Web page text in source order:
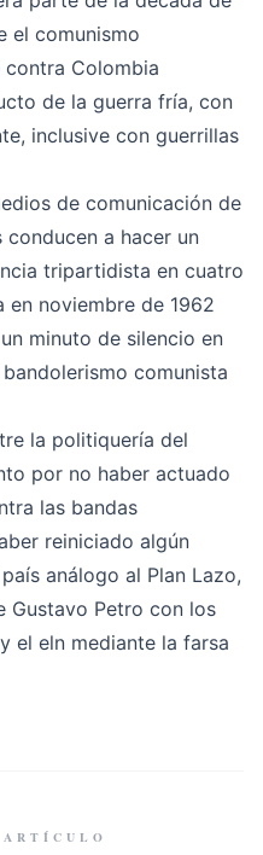
el comunismo
contra Colombia
de la guerra fría, con
inclusive con guerrillas
de comunicación de
a hacer un
tripartidista en cuatro
noviembre de 1962
minuto de silencio en
comunista
la politiquería del
por no haber actuado
las bandas
reiniciado algún
análogo al Plan Lazo,
Gustavo Petro con los
el eln mediante la farsa